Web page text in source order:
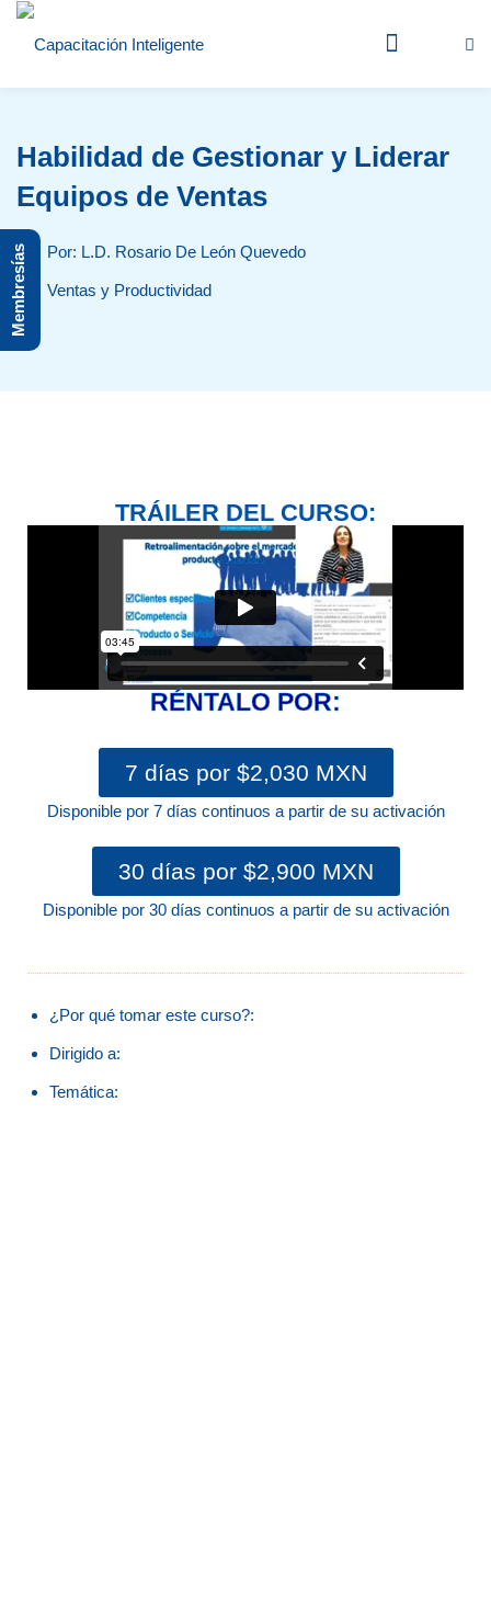
➤ Blog
En vivo
➤ Productividad
➤ CONOCER
➤ Finanzas
Registro
Iniciar sesión
Habilidad de Gestionar y Liderar
Equipos de Ventas
Por: L.D. Rosario De León Quevedo
Ventas y Productividad
TRÁILER DEL CURSO:
RÉNTALO POR:
7 días por $2,030 MXN
Disponible por 7 días continuos a partir de su activación
30 días por $2,900 MXN
Disponible por 30 días continuos a partir de su activación
¿Por qué tomar este curso?:
Dirigido a:
Temática:
Membresías